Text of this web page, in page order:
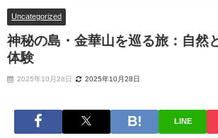
Uncategorized
神秘の島・金華山を巡る旅：自然
体験
2025年10月28日 2025年10月28日
LINE